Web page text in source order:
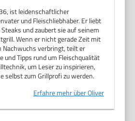
ist leidenschaftlicher
und Fleischliebhaber. Er liebt
und zaubert sie auf seinem
Wenn er nicht gerade Zeit mit
Nachwuchs verbringt, teilt er
und Tipps rund um Fleischqualität
um Leser zu inspirieren,
selbst zum Grillprofi zu werden.
Erfahre mehr über Oliver